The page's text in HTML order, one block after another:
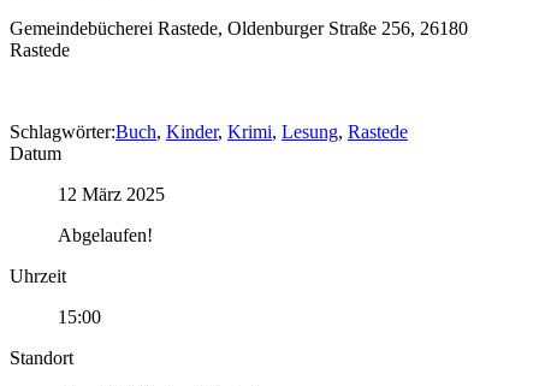
Gemeindebücherei Rastede, Oldenburger Straße 256, 26180
Rastede
Schlagwörter:Buch, Kinder, Krimi, Lesung, Rastede
Datum
12 März 2025
Abgelaufen!
Uhrzeit
15:00
Standort